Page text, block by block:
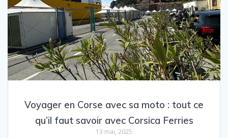
Voyager en Corse avec sa moto : tout ce
qu’il faut savoir avec Corsica Ferries
13 mai, 2025